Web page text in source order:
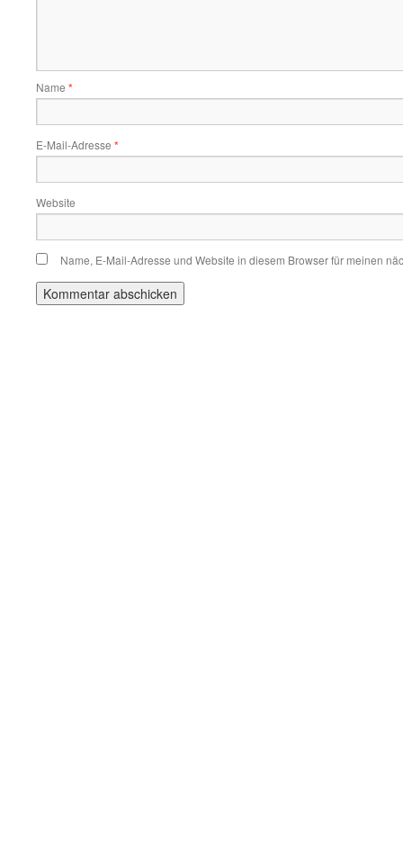
Name *
E-Mail-Adresse *
Website
Name, E-Mail-Adresse und Website in diesem Browser für meinen